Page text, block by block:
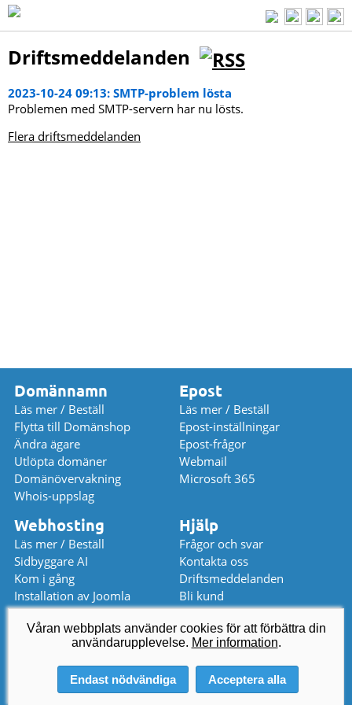
Driftsmeddelanden
2023-10-24 09:13: SMTP-problem lösta
Problemen med SMTP-servern har nu lösts.
Flera driftsmeddelanden
Domännamn
Läs mer / Beställ
Flytta till Domänshop
Ändra ägare
Utlöpta domäner
Domänövervakning
Whois-uppslag
Epost
Läs mer / Beställ
Epost-inställningar
Epost-frågor
Webmail
Microsoft 365
Webhosting
Läs mer / Beställ
Sidbyggare AI
Kom i gång
Installation av Joomla
Installation av WordPress
Hjälp
Frågor och svar
Kontakta oss
Driftsmeddelanden
Bli kund
Prislista
kundservice@domanshop.se
08 559 367 52 (stängt)
© 2026 Domeneshop AS ·Om oss·
Våran webbplats använder cookies för att förbättra din
användarupplevelse. Mer information.
Endast nödvändiga Acceptera alla